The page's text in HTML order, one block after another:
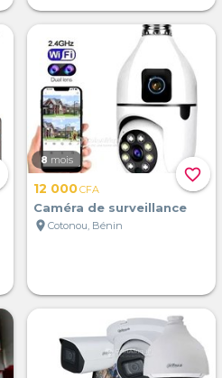
favorite_border
8 mois
12 000CFA
Caméra de surveillance
location_on Cotonou, Bénin